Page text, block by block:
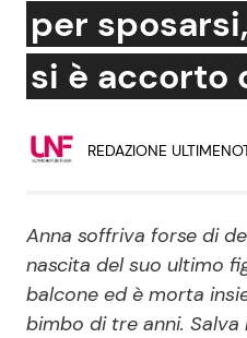
Economia
Persone Scomparse
per
si è accorto
REDAZIONE
Anna soffriva forse di
nascita del suo ultimo
balcone ed è morta
bimbo di tre anni.